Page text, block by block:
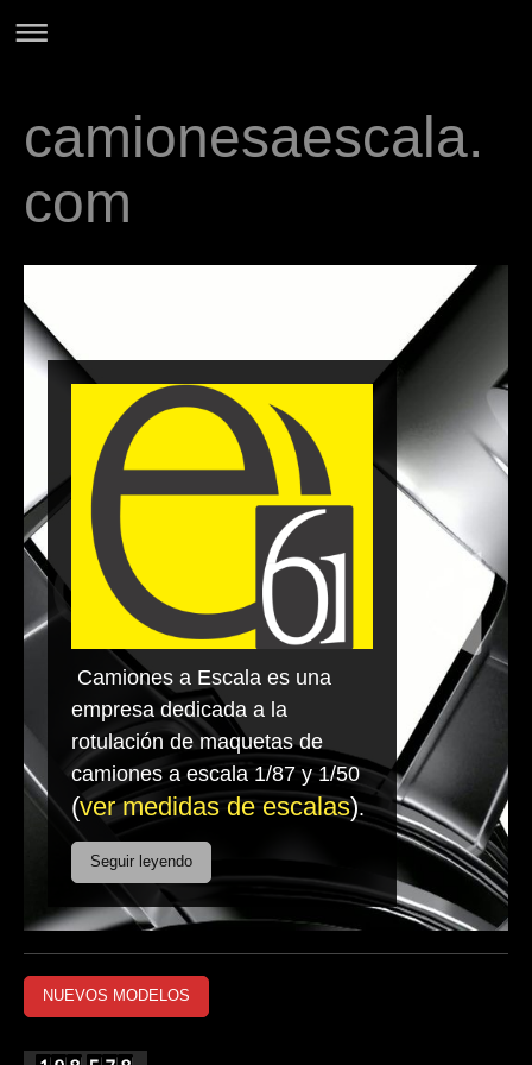
camionesaescala.
com
Camiones a Escala es una
empresa dedicada a la
rotulación de maquetas de
camiones a escala 1/87 y 1/50
(ver medidas de escalas).
Seguir leyendo
NUEVOS MODELOS